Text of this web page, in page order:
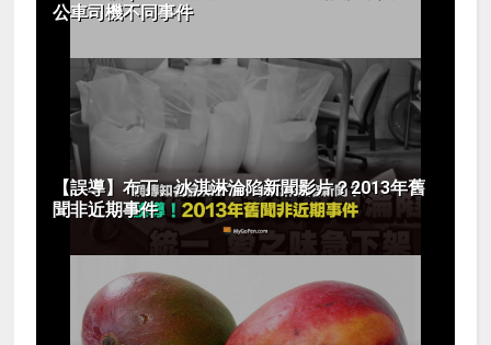
公車司機不同事件
【誤導】布丁、冰淇淋淪陷新聞影片？2013年舊
聞非近期事件